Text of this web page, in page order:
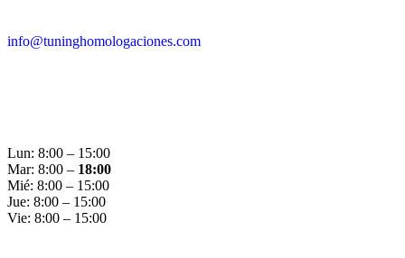
info@tuninghomologaciones.com
Lun: 8:00 – 15:00
Mar: 8:00 – 18:00
Mié: 8:00 – 15:00
Jue: 8:00 – 15:00
Vie: 8:00 – 15:00